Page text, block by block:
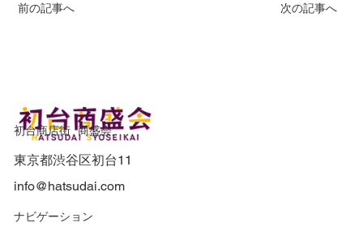
前の記事へ 次の記事へ
初台商店街 商盛会
東京都渋谷区初台11
info@hatsudai.com
​ナビゲーション